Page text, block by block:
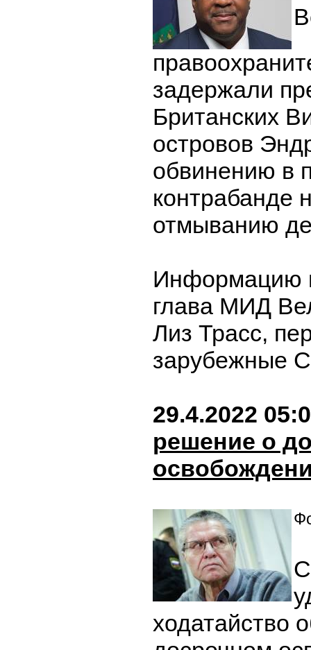
задержали
Британских
островов
обвинению в
контрабанде
отмыванию
Информацию
глава МИД
Лиз Трасс,
зарубежные
29.4.2022
решение о
ходатайство